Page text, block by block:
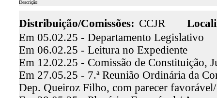
Descrição:
Distribuição/Comissões: CCJR
Em 05.02.25 - Departamento Legislativo
Em 06.02.25 - Leitura no Expediente
Em 12.02.25 - Comissão de Constituição,
Em 27.05.25 - 7.ª Reunião Ordinária da
Dep. Queiroz Filho, com parecer